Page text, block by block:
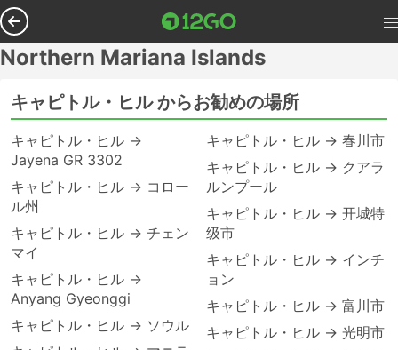
Northern Mariana Islands
キャピトル・ヒル からお勧めの場所
キャピトル・ヒル →
Jayena GR 3302
キャピトル・ヒル → コロー
ル州
キャピトル・ヒル → チェン
マイ
キャピトル・ヒル →
Anyang Gyeonggi
キャピトル・ヒル → ソウル
キャピトル・ヒル → 春川市
キャピトル・ヒル → クアラ
ルンプール
キャピトル・ヒル → 开城特
级市
キャピトル・ヒル → インチ
ョン
キャピトル・ヒル → 富川市
キャピトル・ヒル → 光明市